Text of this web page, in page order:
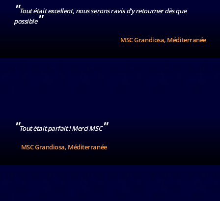
"Tout était excellent, nous serons ravis d'y retourner dès que
possible"
MSC Grandiosa, Méditerranée
"Tout était parfait ! Merci MSC"
MSC Grandiosa, Méditerranée